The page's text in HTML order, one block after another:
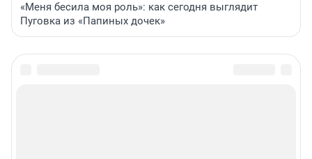
«Меня бесила моя роль»: как сегодня выглядит
Пуговка из «Папиных дочек»